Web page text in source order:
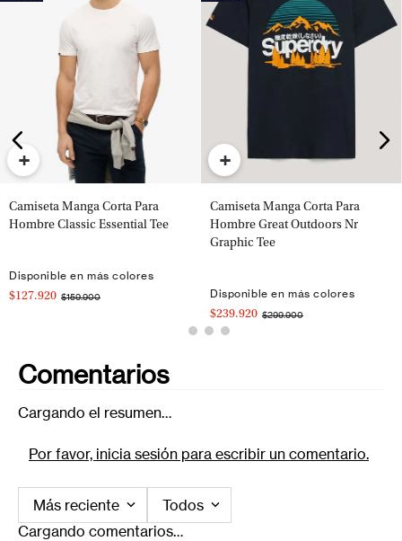
+
Camiseta Manga Corta Para
Hombre Classic Essential Tee
Disponible en más colores
$127.920 $159.900
+
Camiseta Manga Corta Para
Hombre Great Outdoors Nr
Graphic Tee
Disponible en más colores
$239.920 $299.900
Comentarios
Cargando el resumen…
Por favor, inicia sesión para escribir un comentario.
Más reciente
Todos
Cargando comentarios…